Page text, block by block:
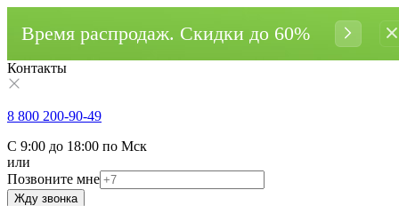
Время распродаж. Cкидки до 60%
Контакты
8 800 200-90-49
С 9:00 до 18:00 по Мск
или
Позвоните мне
Жду звонка